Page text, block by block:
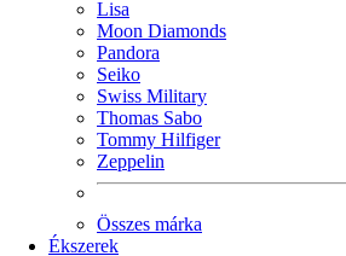
Lisa
Moon Diamonds
Pandora
Seiko
Swiss Military
Thomas Sabo
Tommy Hilfiger
Zeppelin
Összes márka
Ékszerek